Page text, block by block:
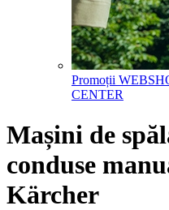
Promoții
CENTER
Mașini de
conduse
Kärcher